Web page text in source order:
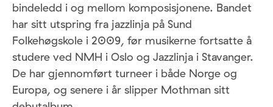
bindeledd i og mellom komposisjonene. Bandet
har sitt utspring fra jazzlinja på Sund
Folkehøgskole i 2009, før musikerne fortsatte å
studere ved NMH i Oslo og Jazzlinja i Stavanger.
De har gjennomført turneer i både Norge og
Europa, og senere i år slipper Mothman sitt